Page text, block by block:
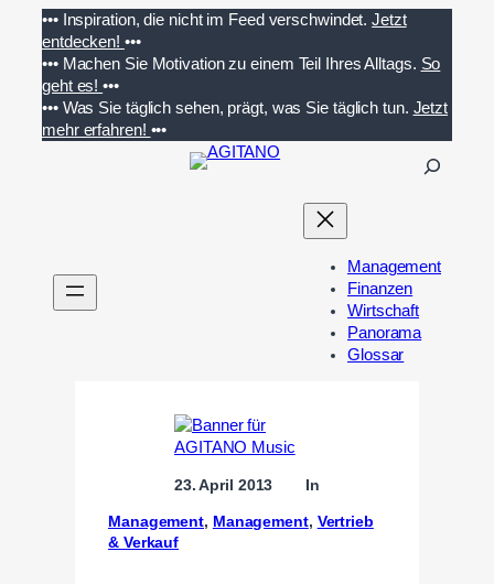
Inhalt
springen
••• Inspiration, die nicht im Feed verschwindet. Jetzt
entdecken! •••
••• Machen Sie Motivation zu einem Teil Ihres Alltags. So
geht es!•••
••• Was Sie täglich sehen, prägt, was Sie täglich tun. Jetzt
mehr erfahren! •••
n
Management
Finanzen
Wirtschaft
Panorama
Glossar
23. April 2013 In
Management, Management, Vertrieb
& Verkauf